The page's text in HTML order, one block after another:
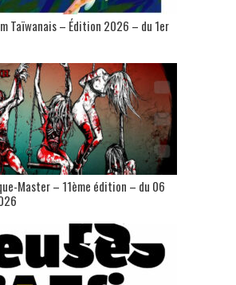
Taïwanais – Édition 2026 – du 1er
Master – 11ème édition – du 06